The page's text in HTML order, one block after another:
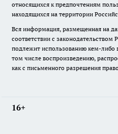
относящихся к предпочтениям
находящихся на территории
Вся информация, размещенная на
соответствии с законодательством
подлежит использованию кем-либо
том числе воспроизведению,
как с письменного разрешения
16+